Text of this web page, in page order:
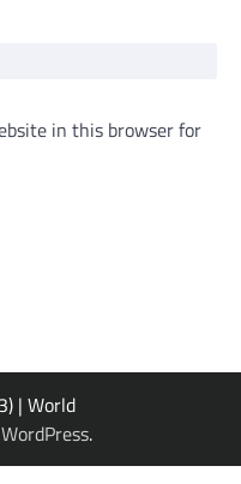
in this browser for
| World
WordPress.